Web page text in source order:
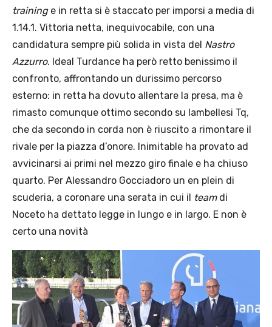
traininge in retta si è staccato per imporsi a media di
1.14.1. Vittoria netta, inequivocabile, con una
candidatura sempre più solida in vista del Nastro
Azzurro. Ideal Turdance ha però retto benissimo il
confronto, affrontando un durissimo percorso
esterno: in retta ha dovuto allentare la presa, ma è
rimasto comunque ottimo secondo su Iambellesi Tq,
che da secondo in corda non è riuscito a rimontare il
rivale per la piazza d’onore. Inimitable ha provato ad
avvicinarsi ai primi nel mezzo giro finale e ha chiuso
quarto. Per Alessandro Gocciadoro un en plein di
scuderia, a coronare una serata in cui il teamdi
Noceto ha dettato legge in lungo e in largo. E non è
certo una novità